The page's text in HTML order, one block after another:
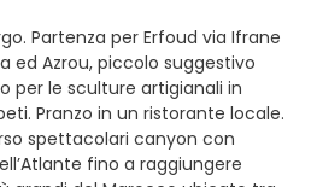
Partenza per Erfoud via Ifrane
ed Azrou, piccolo suggestivo
per le sculture artigianali in
Pranzo in un ristorante locale.
spettacolari canyon con
fino a raggiungere